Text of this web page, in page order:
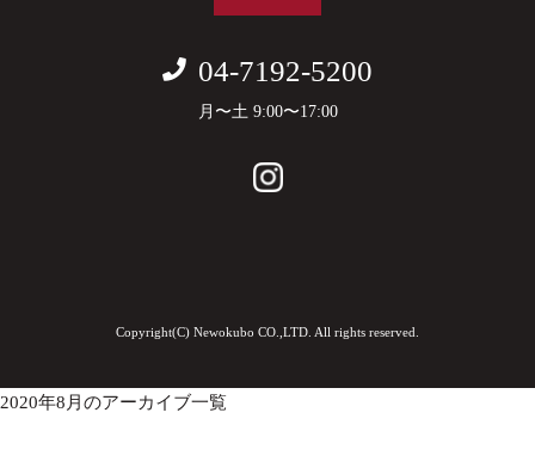
04-7192-5200
月〜土 9:00〜17:00
Copyright(C) Newokubo CO.,LTD. All rights reserved.
2020年8月のアーカイブ一覧